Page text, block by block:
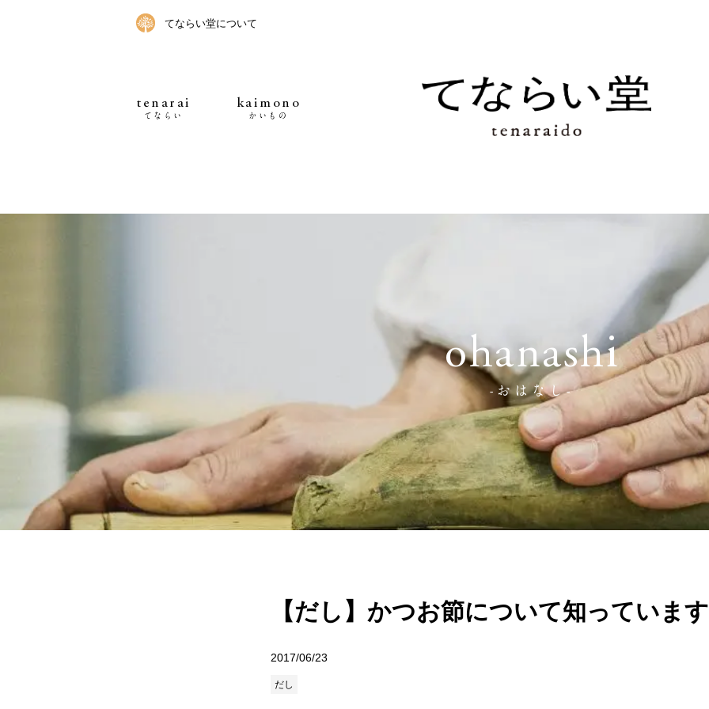
てならい堂について
tenarai
てならい
kaimono
かいもの
ohanashi
-おはなし-
【だし】かつお節について知っていま
2017/06/23
だし